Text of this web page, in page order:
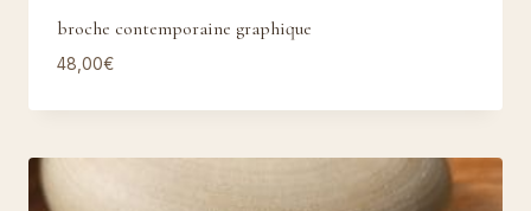
broche contemporaine graphique
48,00€